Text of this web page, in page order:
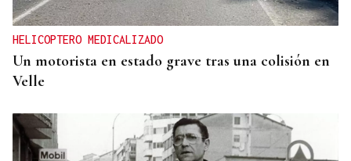
HELICOPTERO MEDICALIZADO
Un motorista en estado grave tras una colisión en
Velle